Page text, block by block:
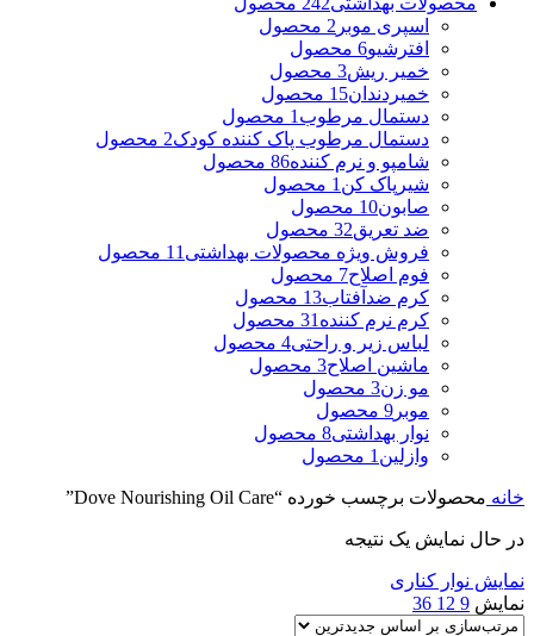
اسپری موبر 2 محصول
افترشیو6 محصول
خمیر ریش3 محصول
خمیردندان15 محصول
دستمال مرطوب 1 محصول
دستمال مرطوب پاک کننده کودک2 محصول
شامپو و نرم کننده86 محصول
شیرپاک کن 1 محصول
صابون10 محصول
ضد تعریق32 محصول
فروش ویژه محصولات بهداشتی 11 محصول
فوم اصلاح7 محصول
کرم ضدآفتاب13 محصول
کرم نرم کننده 31 محصول
لباس زیر و راحتی4 محصول
ماشین اصلاح3 محصول
مو زن3 محصول
موبر 9 محصول
نوار بهداشتی8 محصول
وازلین 1 محصول
خانه محصولات برچسب خورده “Dove Nourishing Oil Care”
در حال نمایش یک نتیجه
نمایش نوار کناری
نمایش 9
12
36